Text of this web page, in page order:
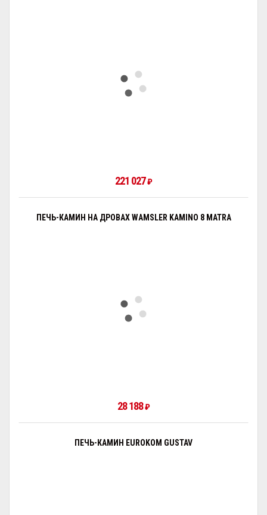
221 027₽
ПЕЧЬ-КАМИН НА ДРОВАХ WAMSLER KAMINO 8 MATRA
28 188₽
ПЕЧЬ-КАМИН EUROKOM GUSTAV